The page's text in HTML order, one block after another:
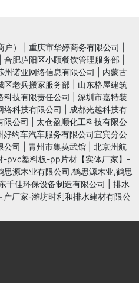
） 重庆市华婷商务有限公司
合肥庐阳区小顾餐饮管理服务部
州诺亚网络信息有限公司
内蒙古
区老兵搬家服务部
山东格屋建筑
科技有限责任公司
深圳市嘉特装
络科技有限公司
成都光越科技有
限公司
太仓盈顺化工科技有限公
好约车汽车服务有限公司宜宾分公
公司 青州市集英武馆
北京州航
-pvc塑料板-pp片材【实体厂家】-
思源木业有限公司,鹤思源木业,鹤思
千佳环保设备制造有限公司
排水
产厂家-潍坊时利和排水建材有限公